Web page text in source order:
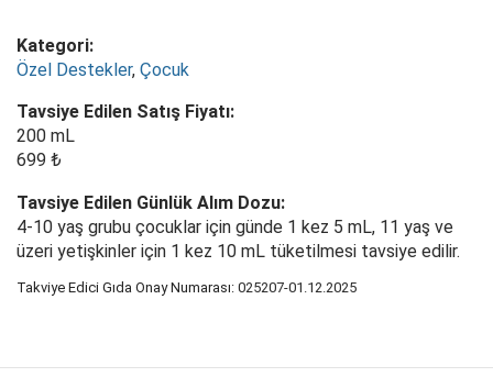
Kategori:
Özel Destekler, Çocuk
Tavsiye Edilen Satış Fiyatı:
200 mL
699 ₺
Tavsiye Edilen Günlük Alım Dozu:
4-10 yaş grubu çocuklar için günde 1 kez 5 mL, 11 yaş ve
üzeri yetişkinler için 1 kez 10 mL tüketilmesi tavsiye edilir.
Takviye Edici Gıda Onay Numarası: 025207-01.12.2025